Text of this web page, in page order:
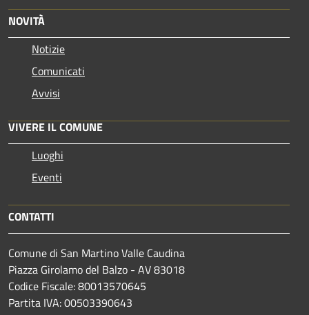
NOVITÀ
Notizie
Comunicati
Avvisi
VIVERE IL COMUNE
Luoghi
Eventi
CONTATTI
Comune di San Martino Valle Caudina
Piazza Girolamo del Balzo - AV 83018
Codice Fiscale: 80013570645
Partita IVA: 00503390643